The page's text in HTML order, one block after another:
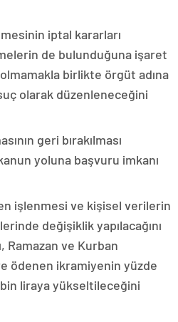
iptal kararları
de bulunduğuna işaret
birlikte örgüt adına
olarak düzenleneceğini
geri bırakılması
yoluna başvuru imkanı
işlenmesi ve kişisel verilerin
değişiklik yapılacağını
Ramazan ve Kurban
ödenen ikramiyenin yüzde
liraya yükseltileceğini